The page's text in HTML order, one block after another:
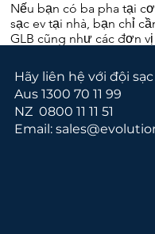
Nếu bạn có ba pha tại
sạc ev tại nhà, bạn chỉ
GLB cũng như các đơn
Hãy liên hệ với đội
Aus 1300 70 11 99
NZ 0800 11 11 51
Email: